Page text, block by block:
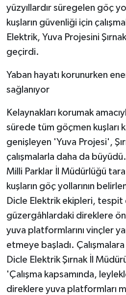
yüzyıllardır süregelen göç
kuşların güvenliği için
Elektrik, Yuva Projesini
geçirdi.
Yaban hayatı korunurken
sağlanıyor
Kelaynakları korumak
sürede tüm göçmen kuşları
genişleyen 'Yuva Projesi',
çalışmalarla daha da
Milli Parklar İl Müdürlüğü
kuşların göç yollarının
Dicle Elektrik ekipleri, tespit
güzergâhlardaki direklere
yuva platformlarını vinçler
etmeye başladı.
Dicle Elektrik Şırnak İl
'Çalışma kapsamında,
direklere yuva platformları